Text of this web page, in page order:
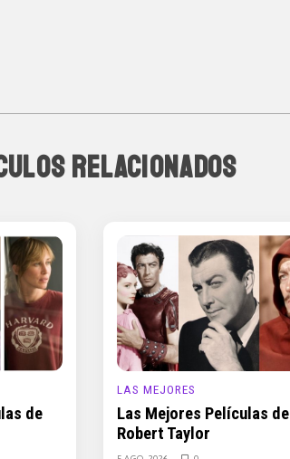
RELACIONADOS
de
LAS MEJORES
Las Mejores Películas de
Robert Taylor